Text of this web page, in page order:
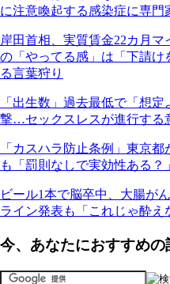
に注意喚起する感染症に専門
岸田首相、実質賃金22カ月
の「やってる感」は「下請
る言葉狩り
「出生数」過去最低で「想
撃…セックスレスが進行する
「カスハラ防止条例」東京
も「罰則なしで実効性ある？
ビール1本で脳卒中、大腸が
ライン発表も「これじゃ酔え
今、あなたにおすすめの